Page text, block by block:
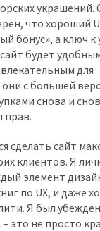
украшений.
что хороший
бонус», а ключ к
будет
для
они с большей
снова и
прав.
сделать сайт
клиентов. Я
элемент
по UX, и даже
Я был
– это не просто